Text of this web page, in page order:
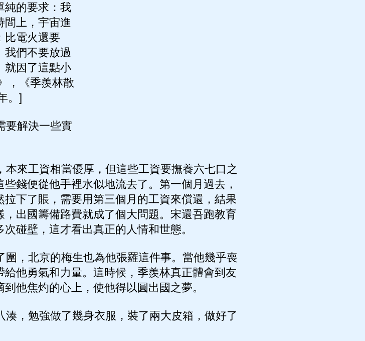
純的要求：我
間上，宇宙進
比電火還要
我們不要放過
就因了這點小
，《季羨林散
。]
要解決一些實
來工資相當優厚，但這些工資要撫養六七口之
錢便從他手裡水似地流去了。第一個月過去，
下了賬，需要用第三個月的工資來償還，結果
出國籌備路費就成了個大問題。宋還吾跑教育
碰壁，這才看出真正的人情和世態。
，北京的梅生也為他張羅這件事。當他幾乎喪
他勇氣和力量。這時候，季羨林真正體會到友
他焦灼的心上，使他得以圓出國之夢。
，勉強做了幾身衣服，裝了兩大皮箱，做好了